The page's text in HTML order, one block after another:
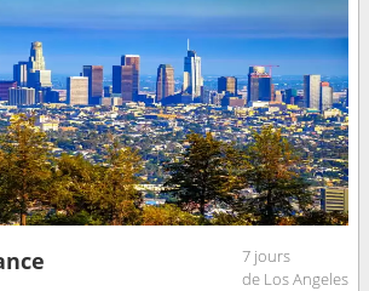
7 jours
de Los Angeles